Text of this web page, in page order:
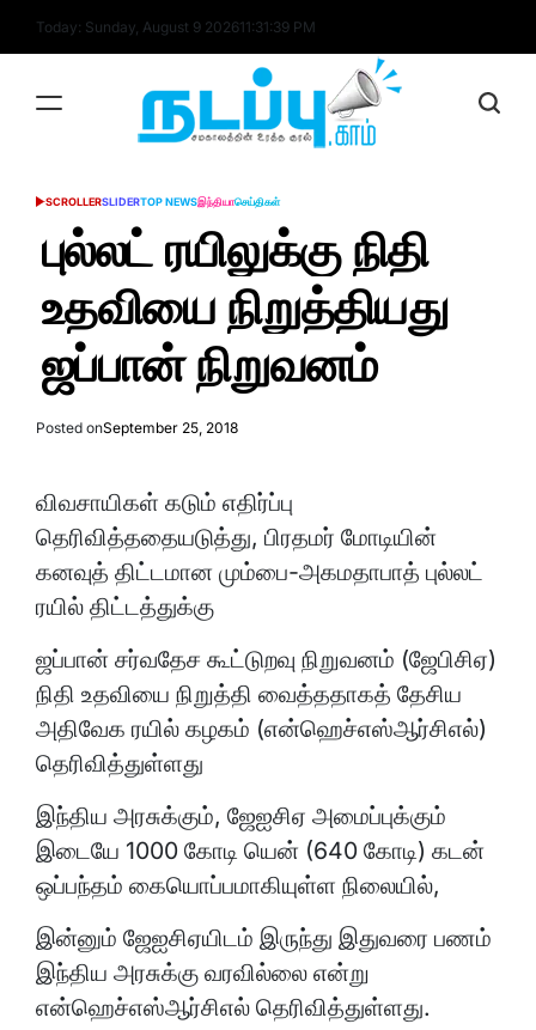
Today: Sunday, August 9 202611:31:39 PM
POSTED
SCROLLERSLIDERTOP NEWSஇந்தியாசெய்திகள்
புல்லட் ரயிலுக்கு நிதி
உதவியை நிறுத்தியது
ஜப்பான் நிறுவனம்
Posted onSeptember 25, 2018
விவசாயிகள் கடும் எதிர்ப்பு
தெரிவித்ததையடுத்து, பிரதமர் மோடியின்
கனவுத் திட்டமான மும்பை-அகமதாபாத் புல்லட்
ரயில் திட்டத்துக்கு
ஜப்பான் சர்வதேச கூட்டுறவு நிறுவனம் (ஜேபிசிஏ)
நிதி உதவியை நிறுத்தி வைத்ததாகத் தேசிய
அதிவேக ரயில் கழகம் (என்ஹெச்எஸ்ஆர்சிஎல்)
தெரிவித்துள்ளது
இந்திய அரசுக்கும், ஜேஐசிஏ அமைப்புக்கும்
இடையே 1000 கோடி யென் (640 கோடி) கடன்
ஒப்பந்தம் கையொப்பமாகியுள்ள நிலையில்,
இன்னும் ஜேஐசிஏயிடம் இருந்து இதுவரை பணம்
இந்திய அரசுக்கு வரவில்லை என்று
என்ஹெச்எஸ்ஆர்சிஎல் தெரிவித்துள்ளது.